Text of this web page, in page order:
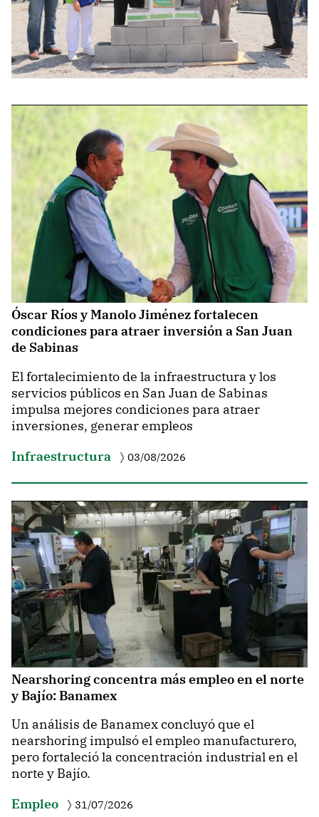
Óscar Ríos y Manolo Jiménez fortalecen
condiciones para atraer inversión a San Juan
de Sabinas
El fortalecimiento de la infraestructura y los
servicios públicos en San Juan de Sabinas
impulsa mejores condiciones para atraer
inversiones, generar empleos
Infraestructura
03/08/2026
Nearshoring concentra más empleo en el norte
y Bajío: Banamex
Un análisis de Banamex concluyó que el
nearshoring impulsó el empleo manufacturero,
pero fortaleció la concentración industrial en el
norte y Bajío.
Empleo
31/07/2026